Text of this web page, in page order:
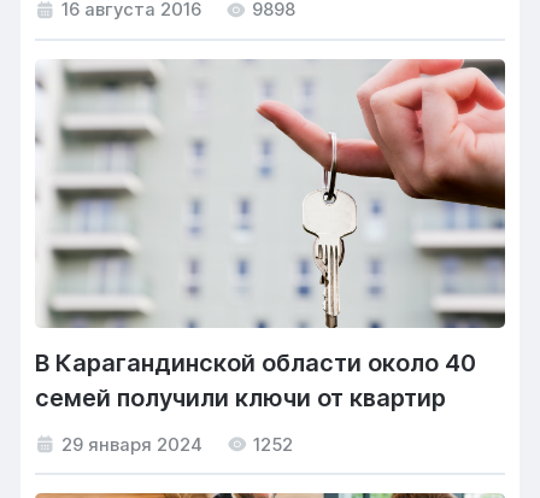
16 августа 2016 9898
В Карагандинской области около 40
семей получили ключи от квартир
29 января 2024 1252